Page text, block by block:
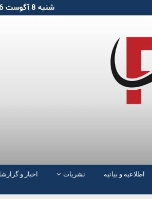
شنبه 8 آگوست 2026
اطلاعیه و بیانیه نشریات اخبار و